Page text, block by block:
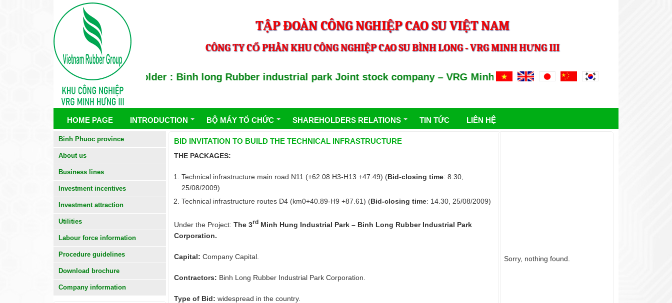
TẬP ĐOÀN CÔNG NGHIỆP CAO SU VIỆT NAM
CÔNG TY CỔ PHẦN KHU CÔNG NGHIỆP CAO SU BÌNH LONG - VRG MINH HƯNG III
Holder : Binh long Rubber industrial park Joint stock company – VRG Minh Hung III
HOME PAGE INTRODUCTION BỘ MÁY TỔ CHỨC SHAREHOLDERS RELATIONS TIN TỨC LIÊN HỆ
BID INVITATION TO BUILD THE TECHNICAL INFRASTRUCTURE
THE PACKAGES:
Technical infrastructure main road N11 (+62.08 H3-H13 +47.49) (Bid-closing time: 8:30,
25/08/2009)
Technical infrastructure routes D4 (km0+40.89-H9 +87.61) (Bid-closing time: 14.30, 25/08/2009)
Under the Project: The 3rd Minh Hung Industrial Park – Binh Long Rubber Industrial Park
Corporation.
Capital: Company Capital.
Contractors: Binh Long Rubber Industrial Park Corporation.
Type of Bid: widespread in the country.
Binh Phuoc province
About us
Business lines
Investment incentives
Investment attraction
Utilities
Labour force information
Procedure guidelines
Download brochure
Company information